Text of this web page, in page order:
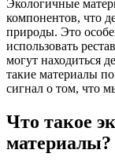
Экологичные
компонентов, что
природы. Это
использовать
могут находиться
такие материалы
сигнал о том, что
Что такое
материалы?